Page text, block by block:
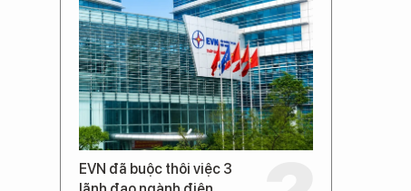
EVN đã buộc thôi việc 3